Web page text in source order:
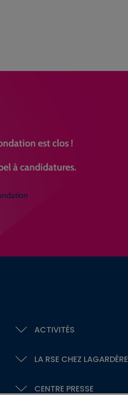
est clos !
à candidatures.
ACTIVITÉS
LA RSE CHEZ LAGARDÈRE
CENTRE PRESSE